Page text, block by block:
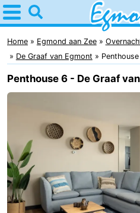
Home
Egmond
aan
Zee
Tips
Voor
kinderen
Noordhollands
duinreservaat
Overnachten
Appartementen
-
Home Egmond aan Zee
De Graaf van Egmont
Penthouse 6 - De Graaf